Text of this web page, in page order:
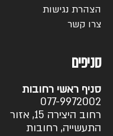
הצהרת נגישות
צרו קשר
סניפים
סניף ראשי רחובות
077-9972002
רחוב היצירה 15, אזור
התעשייה, רחובות